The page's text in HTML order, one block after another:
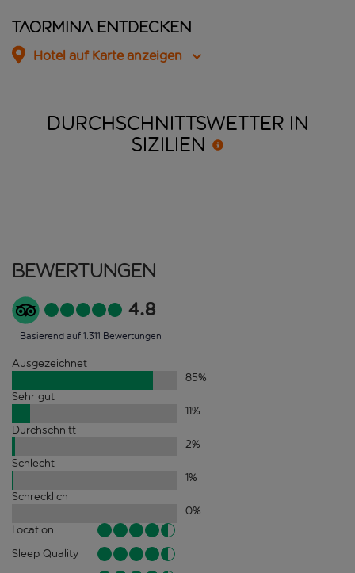
Taormina entdecken
Hotel auf Karte anzeigen
DURCHSCHNITTSWETTER IN
SIZILIEN
Bewertungen
4.8
Basierend auf 1.311 Bewertungen
Ausgezeichnet
85%
Sehr gut
11%
Durchschnitt
2%
Schlecht
1%
Schrecklich
0%
Location
Sleep Quality